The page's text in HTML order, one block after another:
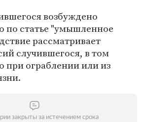
возбуждено
по статье "умышленное
рассматривает
случившегося, в том
при ограблении или из
закрыты за истечением срока